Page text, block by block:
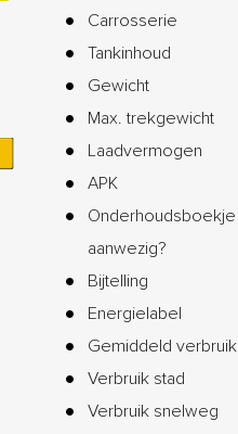
Carrosserie
Tankinhoud
Gewicht
Max. trekgewicht
Laadvermogen
APK
Onderhoudsboekje
aanwezig?
Bijtelling
Energielabel
Gemiddeld verbruik
Verbruik stad
Verbruik snelweg